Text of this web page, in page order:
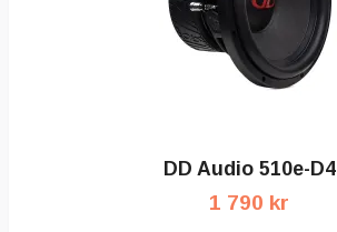
DD Audio 510e-D4
1 790 kr